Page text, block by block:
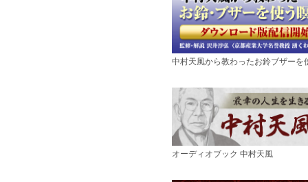
中村天風から教わったお鈴ブザーを
オーディオブック 中村天風